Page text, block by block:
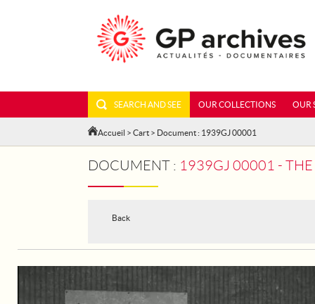
SEARCH AND SEE OUR COLLECTIONS OUR
Accueil > Cart > Document : 1939GJ 00001
DOCUMENT : 1939GJ 00001 - THE FORMER
Back